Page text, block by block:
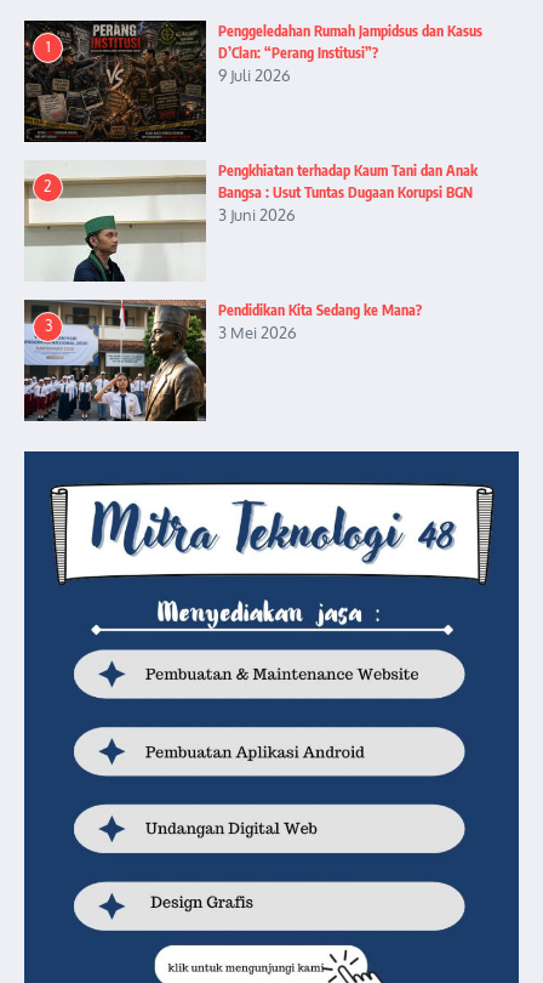
1
Penggeledahan Rumah Jampidsus dan Kasus
D’Clan: “Perang Institusi”?
9 Juli 2026
2
Pengkhiatan terhadap Kaum Tani dan Anak
Bangsa : Usut Tuntas Dugaan Korupsi BGN
3 Juni 2026
3
Pendidikan Kita Sedang ke Mana?
3 Mei 2026